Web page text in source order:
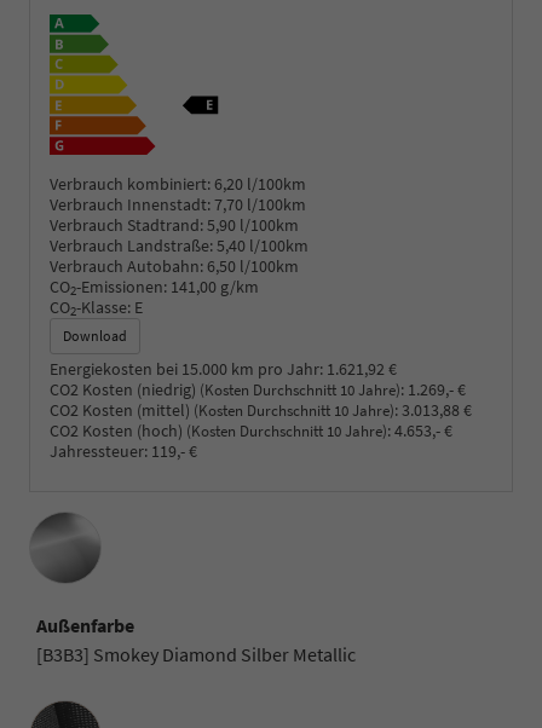
Verbrauch kombiniert: 6,20 l/100km
Verbrauch Innenstadt:7,70 l/100km
Verbrauch Stadtrand:5,90 l/100km
Verbrauch Landstraße:5,40 l/100km
Verbrauch Autobahn: 6,50 l/100km
CO2-Emissionen: 141,00 g/km
CO2-Klasse: E
Download
Energiekosten bei 15.000 km pro Jahr: 1.621,92 €
CO2 Kosten (niedrig) (Kosten Durchschnitt 10 Jahre): 1.269,- €
CO2 Kosten (mittel) (Kosten Durchschnitt 10 Jahre):3.013,88 €
CO2 Kosten (hoch) (Kosten Durchschnitt 10 Jahre):4.653,- €
Jahressteuer: 119,- €
Außenfarbe
[B3B3] Smokey Diamond Silber Metallic
Innenausstattung